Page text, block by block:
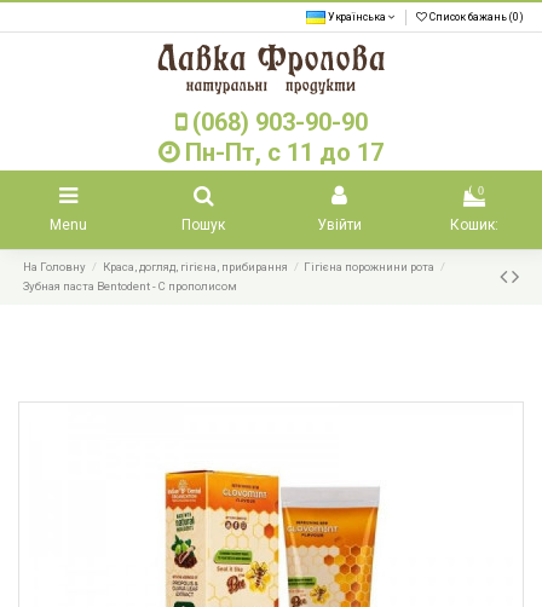
Українська Список бажань (0)
(068) 903-90-90
Пн-Пт, с 11 до 17
Menu Пошук Увійти
0
Кошик:
На Головну Краса, догляд, гігієна, прибирання
Гігієна порожнини рота
Зубная паста Bentodent - С прополисом